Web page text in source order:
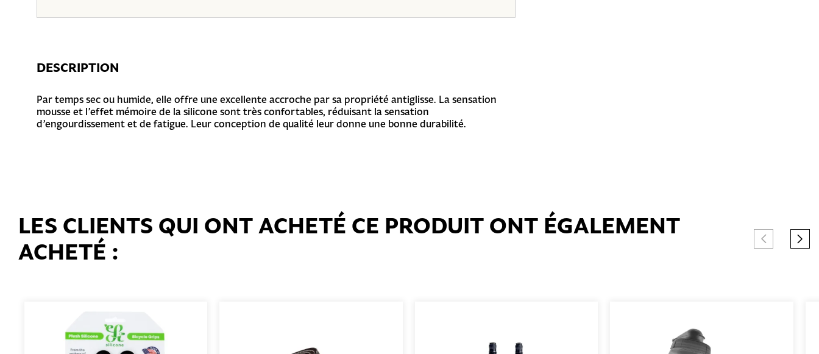
DESCRIPTION
Par temps sec ou humide, elle offre une excellente accroche par sa propriété antiglisse. La sensation
mousse et l’effet mémoire de la silicone sont très confortables, réduisant la sensation
d’engourdissement et de fatigue. Leur conception de qualité leur donne une bonne durabilité.
LES CLIENTS QUI ONT ACHETÉ CE PRODUIT ONT ÉGALEMENT
ACHETÉ :